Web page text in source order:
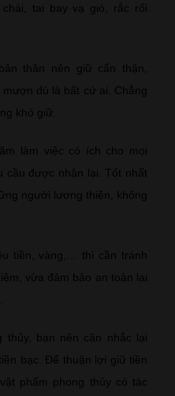
tai bay vạ gió, rắc rối
thân nên giữ cẩn thận,
dù là bất cứ ai. Chẳng
khó giữ.
làm việc có ích cho mọi
cầu được nhận lại. Tốt nhất
người lương thiện, không
tiền, vàng,… thì cần tránh
vừa đảm bảo an toàn lại
thủy, bạn nên cân nhắc lại
bạc. Để thuận lợi giữ tiền
phẩm phong thủy có tác